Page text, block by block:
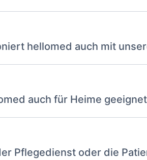
hellomed auch mit
auch für Heime
Pflegedienst oder die